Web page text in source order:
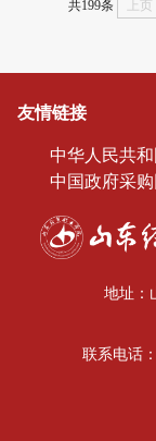
共199条 上页
友情链接
中华人民共
中国政府采
地址：
联系电话